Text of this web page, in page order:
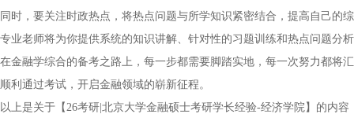
同时，要关注时政热点，将热点问题与所学知识紧密结合，提高自己
专业老师将为你提供系统的知识讲解、针对性的习题训练和热点问题分
在金融学综合的备考之路上，每一步都需要脚踏实地，每一次努力都将
顺利通过考试，开启金融领域的崭新征程。
以上是关于【26考研|北京大学金融硕士考研学长经验-经济学院】的内